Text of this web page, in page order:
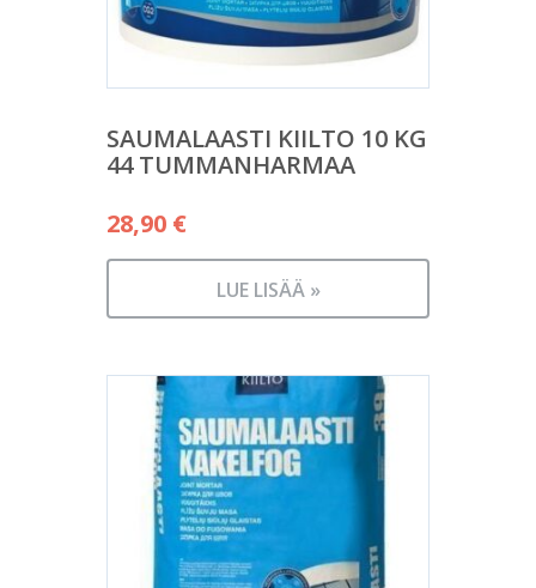
SAUMALAASTI KIILTO 10 KG
44 TUMMANHARMAA
28,90 €
LUE LISÄÄ »